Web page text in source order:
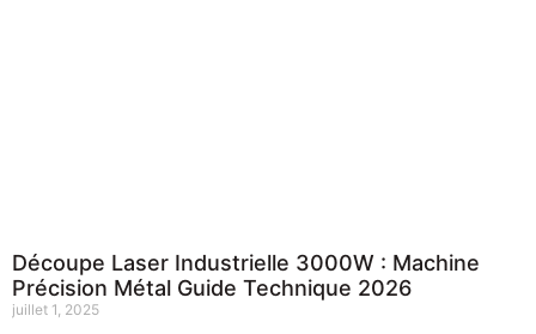
Découpe Laser Industrielle 3000W : Machine
Précision Métal Guide Technique 2026
juillet 1, 2025